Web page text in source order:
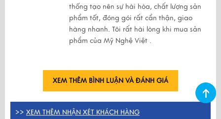
thống tạo nên sự hài hòa, chất lượng sản
phẩm tốt, đóng gói rất cẩn thận, giao
hàng nhanh. Tôi rất hài lòng khi mua sản
phẩm của Mỹ Nghệ Việt .
XEM THÊM BÌNH LUẬN VÀ ĐÁNH GIÁ
>> XEM THÊM NHẬN XÉT KHÁCH HÀNG